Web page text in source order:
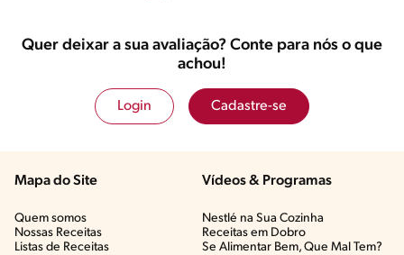
Quer deixar a sua avaliação? Conte para nós o que
achou!
Login Cadastre-se
Mapa do Site
Quem somos
Nossas Receitas
Listas de Receitas​
Vídeos & Programas​
Nestlé na Sua Cozinha
Receitas em Dobro
Se Alimentar Bem, Que Mal Tem?​